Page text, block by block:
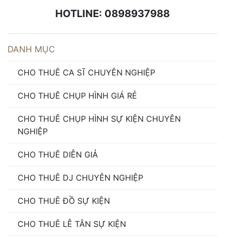
HOTLINE: 0898937988
DANH MỤC
CHO THUÊ CA SĨ CHUYÊN NGHIỆP
CHO THUÊ CHỤP HÌNH GIÁ RẺ
CHO THUÊ CHỤP HÌNH SỰ KIỆN CHUYÊN
NGHIỆP
CHO THUÊ DIỄN GIẢ
CHO THUÊ DJ CHUYÊN NGHIỆP
CHO THUÊ ĐỒ SỰ KIỆN
CHO THUÊ LỄ TÂN SỰ KIỆN